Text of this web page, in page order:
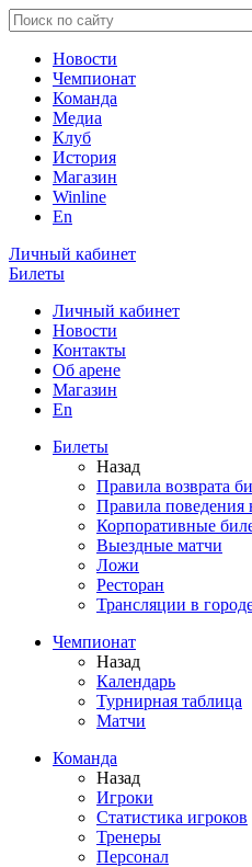
Новости
Чемпионат
Команда
Медиа
Клуб
История
Магазин
Winline
En
Личный кабинет
Билеты
Личный кабинет
Новости
Контакты
Об арене
Магазин
En
Билеты
Назад
Правила возврата
Правила поведения
Корпоративные
Выездные матчи
Ложи
Ресторан
Трансляции в
Чемпионат
Назад
Календарь
Турнирная таблица
Матчи
Команда
Назад
Игроки
Статистика игроков
Тренеры
Персонал